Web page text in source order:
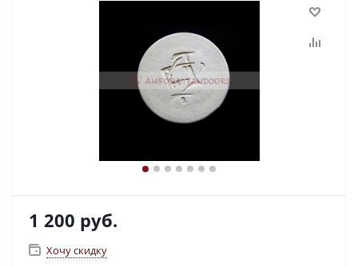
1 200 руб.
Хочу скидку